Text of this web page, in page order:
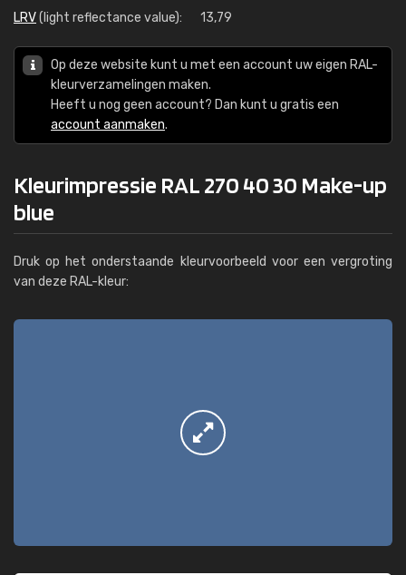
LRV(light reflectance value): 13,79
Op deze website kunt u met een account uw eigen RAL-
kleurverzamelingen maken.
Heeft u nog geen account? Dan kunt u gratis een
account aanmaken.
Kleurimpressie RAL 270 40 30 Make-up
blue
Druk op het onderstaande kleurvoorbeeld voor een vergroting
van deze RAL-kleur: